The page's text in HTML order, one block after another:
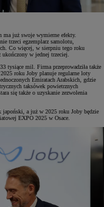
już swoje wymierne efekty.
trzeci egzemplarz samolotu,
Co więcej, w sierpniu tego roku
w jednej trzeciej.
tysiące mil. Firma przeprowadziła także
roku Joby planuje regularne loty
Emiratach Arabskich, gdzie
taksówek powietrznych
się także o uzyskanie zezwolenia
japoński, a już w 2025 roku Joby będzie
EXPO 2025 w Osace.